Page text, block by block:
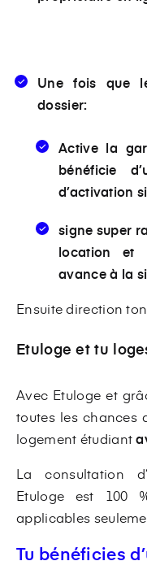
Une fois que
dossier:
Active la
bénéficie
d’activation
signe super
location et
avance à la
Ensuite direction
Etuloge et tu
Avec Etuloge et
toutes les chances
logement étudiant
La consultation
Etuloge est 100
applicables
Tu bénéficies